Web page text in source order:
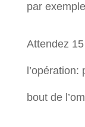
par
Attendez
bout de